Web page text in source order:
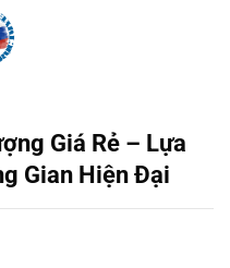
Giá Rẻ – Lựa
Gian Hiện Đại